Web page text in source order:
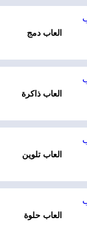
العاب دمج
العاب ذاكرة
العاب تلوين
العاب حلوة